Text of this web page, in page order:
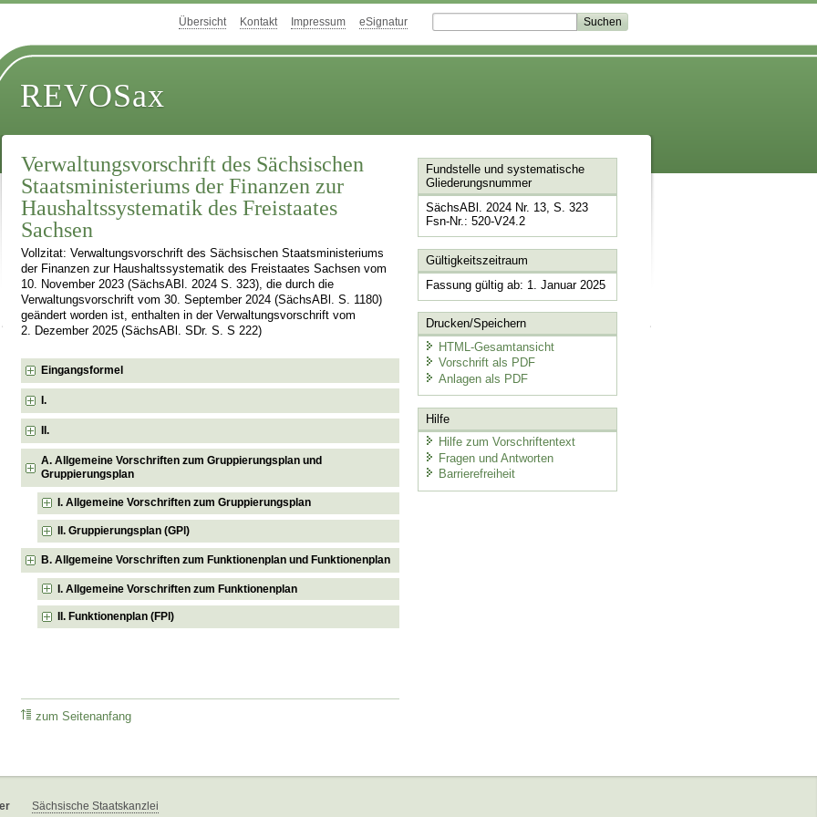
Übersicht Kontakt Impressum eSignatur
REVOSax
Verwaltungsvorschrift des Sächsischen
Staatsministeriums der Finanzen zur
Haushaltssystematik des Freistaates
Sachsen
Vollzitat: Verwaltungsvorschrift des Sächsischen Staatsministeriums
der Finanzen zur Haushaltssystematik des Freistaates Sachsen vom
10. November 2023 (SächsABl. 2024 S. 323), die durch die
Verwaltungsvorschrift vom 30. September 2024 (SächsABl. S. 1180)
geändert worden ist, enthalten in der Verwaltungsvorschrift vom
2. Dezember 2025 (SächsABl. SDr. S. S 222)
Eingangsformel
I.
II.
A. Allgemeine Vorschriften zum Gruppierungsplan und
Gruppierungsplan
I. Allgemeine Vorschriften zum Gruppierungsplan
II. Gruppierungsplan (GPl)
B. Allgemeine Vorschriften zum Funktionenplan und Funktionenplan
I. Allgemeine Vorschriften zum Funktionenplan
II. Funktionenplan (FPl)
zum Seitenanfang
Fundstelle und systematische
Gliederungsnummer
SächsABl. 2024 Nr. 13, S. 323
Fsn-Nr.: 520-V24.2
Gültigkeitszeitraum
Fassung gültig ab: 1. Januar 2025
Drucken/Speichern
HTML-Gesamtansicht
Vorschrift als PDF
Anlagen als PDF
Hilfe
Hilfe zum Vorschriftentext
Fragen und Antworten
Barrierefreiheit
Sächsische Staatskanzlei